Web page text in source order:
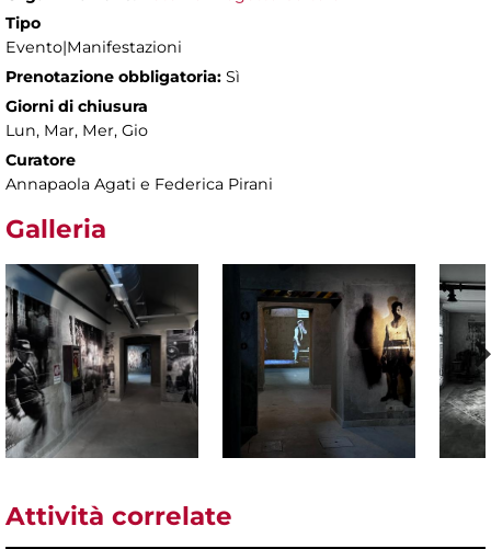
Tipo
Evento|Manifestazioni
Prenotazione obbligatoria: Sì
Giorni di chiusura
Lun, Mar, Mer, Gio
Curatore
Annapaola Agati e Federica Pirani
Galleria
Attività correlate